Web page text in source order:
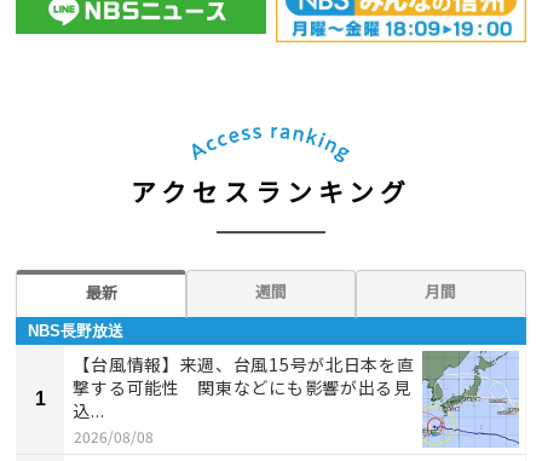
アクセスランキング
最新 週間 月間
NBS長野放送
1
【台風情報】来週、台風15号が北日本を直
撃する可能性 関東などにも影響が出る見
込...
2026/08/08